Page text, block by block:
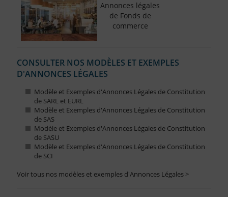
Annonces légales
de Fonds de
commerce
CONSULTER NOS MODÈLES ET EXEMPLES
D'ANNONCES LÉGALES
Modèle et Exemples d'Annonces Légales de Constitution
de SARL et EURL
Modèle et Exemples d'Annonces Légales de Constitution
de SAS
Modèle et Exemples d'Annonces Légales de Constitution
de SASU
Modèle et Exemples d'Annonces Légales de Constitution
de SCI
Voir tous nos modèles et exemples d'Annonces Légales >